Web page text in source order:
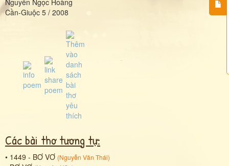
Cần-Giuộc 5 / 2008
Các bài thơ tương tự:
• 1449 - BƠ VƠ (Nguyễn Văn Thái)